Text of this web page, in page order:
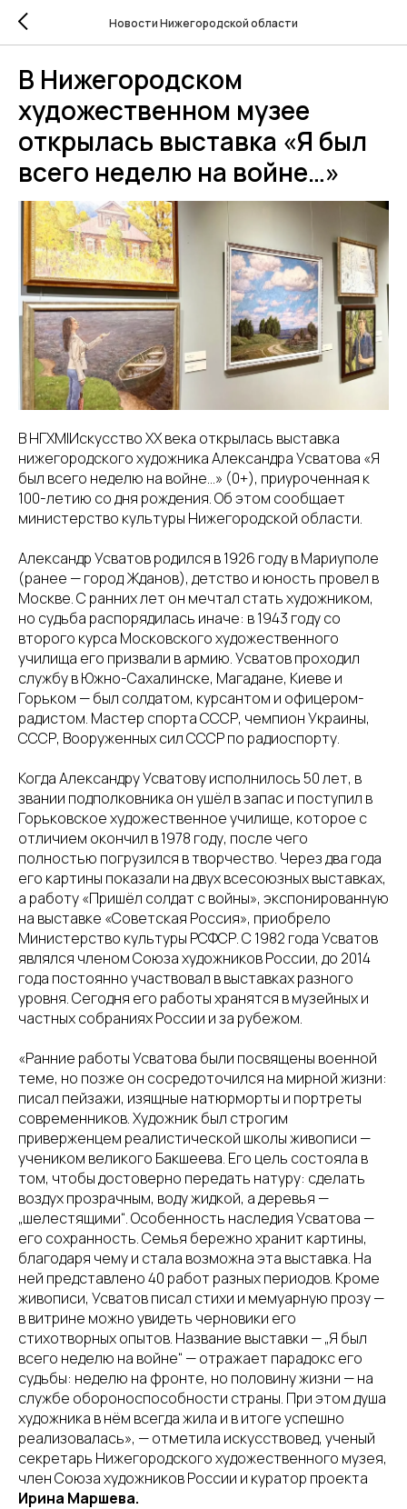
Новости Нижегородской области
В Нижегородском
художественном музее
открылась выставка «Я был
всего неделю на войне…»
В НГХМ|Искусство ХХ века открылась выставка
нижегородского художника Александра Усватова «Я
был всего неделю на войне…» (0+), приуроченная к
100-летию со дня рождения. Об этом сообщает
министерство культуры Нижегородской области.
Александр Усватов родился в 1926 году в Мариуполе
(ранее — город Жданов), детство и юность провел в
Москве. С ранних лет он мечтал стать художником,
но судьба распорядилась иначе: в 1943 году со
второго курса Московского художественного
училища его призвали в армию. Усватов проходил
службу в Южно-Сахалинске, Магадане, Киеве и
Горьком — был солдатом, курсантом и офицером-
радистом. Мастер спорта СССР, чемпион Украины,
СССР, Вооруженных сил СССР по радиоспорту.
Когда Александру Усватову исполнилось 50 лет, в
звании подполковника он ушёл в запас и поступил в
Горьковское художественное училище, которое с
отличием окончил в 1978 году, после чего
полностью погрузился в творчество. Через два года
его картины показали на двух всесоюзных выставках,
а работу «Пришёл солдат с войны», экспонированную
на выставке «Советская Россия», приобрело
Министерство культуры РСФСР. С 1982 года Усватов
являлся членом Союза художников России, до 2014
года постоянно участвовал в выставках разного
уровня. Сегодня его работы хранятся в музейных и
частных собраниях России и за рубежом.
«Ранние работы Усватова были посвящены военной
теме, но позже он сосредоточился на мирной жизни:
писал пейзажи, изящные натюрморты и портреты
современников. Художник был строгим
приверженцем реалистической школы живописи —
учеником великого Бакшеева. Его цель состояла в
том, чтобы достоверно передать натуру: сделать
воздух прозрачным, воду жидкой, а деревья —
„шелестящими“. Особенность наследия Усватова —
его сохранность. Семья бережно хранит картины,
благодаря чему и стала возможна эта выставка. На
ней представлено 40 работ разных периодов. Кроме
живописи, Усватов писал стихи и мемуарную прозу —
в витрине можно увидеть черновики его
стихотворных опытов. Название выставки — „Я был
всего неделю на войне“ — отражает парадокс его
судьбы: неделю на фронте, но половину жизни — на
службе обороноспособности страны. При этом душа
художника в нём всегда жила и в итоге успешно
реализовалась», — отметила искусствовед, ученый
секретарь Нижегородского художественного музея,
член Союза художников России и куратор проекта
Ирина Маршева.